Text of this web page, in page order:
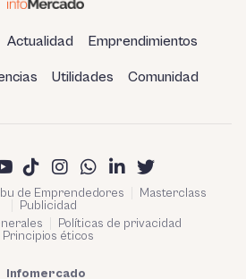
Actualidad Emprendimientos
Utilidades Comunidad
de Emprendedores
Masterclass
Publicidad
Políticas de privacidad
Principios éticos
Infomercado